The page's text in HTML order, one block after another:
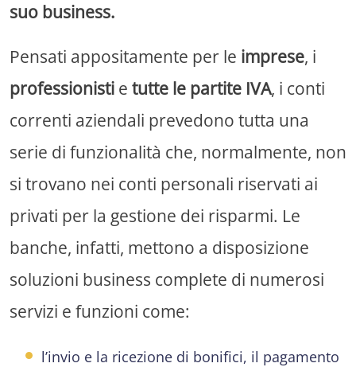
suo business.
Pensati appositamente per le imprese, i
professionisti e tutte le partite IVA, i conti
correnti aziendali prevedono tutta una
serie di funzionalità che, normalmente, non
si trovano nei conti personali riservati ai
privati per la gestione dei risparmi. Le
banche, infatti, mettono a disposizione
soluzioni business complete di numerosi
servizi e funzioni come:
l’invio e la ricezione di bonifici, il pagamento